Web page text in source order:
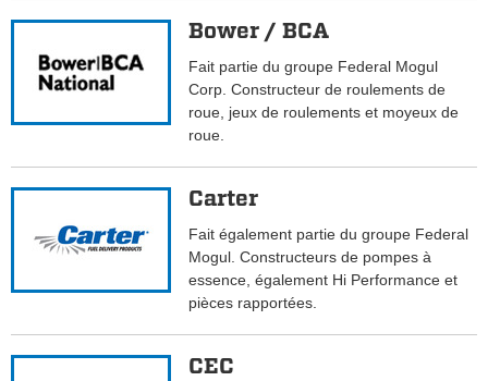
Bower / BCA
Fait partie du groupe Federal Mogul
Corp. Constructeur de roulements de
roue, jeux de roulements et moyeux de
roue.
Carter
Fait également partie du groupe Federal
Mogul. Constructeurs de pompes à
essence, également Hi Performance et
pièces rapportées.
CEC